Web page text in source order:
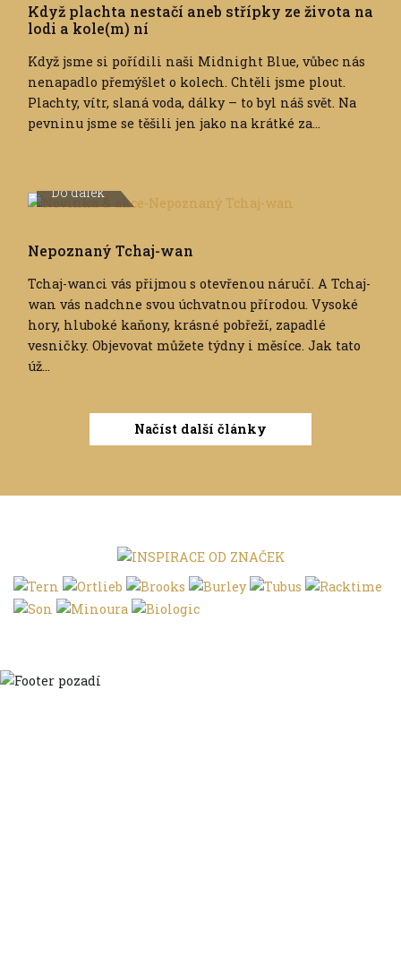
Když plachta nestačí aneb střípky ze života na
lodi a kole(m) ní
Když jsme si pořídili naši Midnight Blue, vůbec nás
nenapadlo přemýšlet o kolech. Chtěli jsme plout.
Plachty, vítr, slaná voda, dálky – to byl náš svět. Na
pevninu jsme se těšili jen jako na krátké za...
Do dálek
Nepoznaný Tchaj-wan
Tchaj-wanci vás přijmou s otevřenou náručí. A Tchaj-
wan vás nadchne svou úchvatnou přírodou. Vysoké
hory, hluboké kaňony, krásné pobřeží, zapadlé
vesničky. Objevovat můžete týdny i měsíce. Jak tato
úž...
Načíst další články